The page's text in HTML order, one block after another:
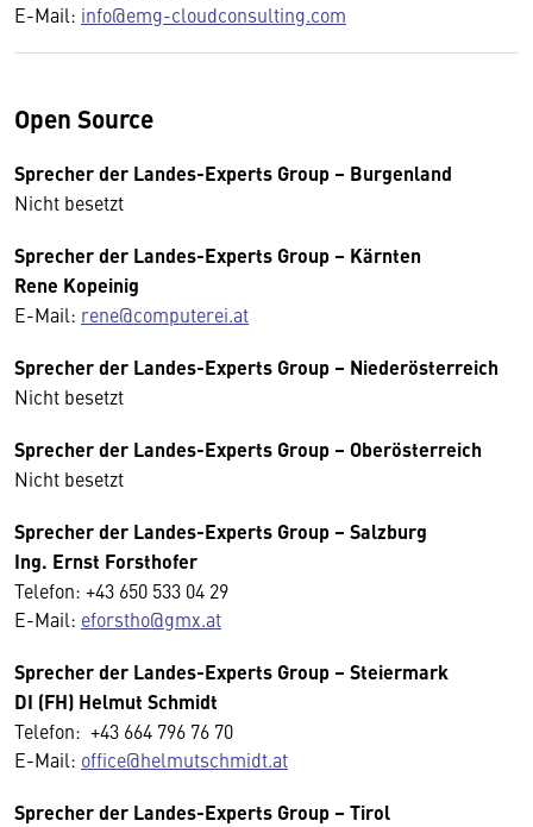
E-Mail: info@emg-cloudconsulting.com
Open Source
Sprecher der Landes-Experts Group – Burgenland
Nicht besetzt
Sprecher der Landes-Experts Group – Kärnten
Rene Kopeinig
E-Mail: rene@computerei.at
Sprecher der Landes-Experts Group – Niederösterreich
Nicht besetzt
Sprecher der Landes-Experts Group – Oberösterreich
Nicht besetzt
Sprecher der Landes-Experts Group – Salzburg
Ing. Ernst Forsthofer
Telefon: +43 650 533 04 29
E-Mail: eforstho@gmx.at
Sprecher der Landes-Experts Group – Steiermark
DI (FH) Helmut Schmidt
Telefon: +43 664 796 76 70
E-Mail: office@helmutschmidt.at
Sprecher der Landes-Experts Group – Tirol